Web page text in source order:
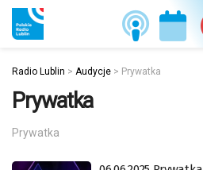
Radio Lublin > Audycje > Prywatka
Prywatka
Prywatka